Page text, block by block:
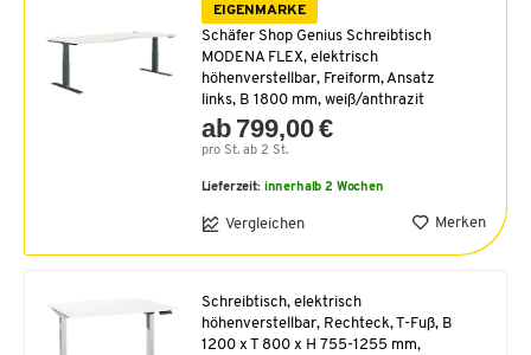
EIGENMARKE
Schäfer Shop Genius Schreibtisch
MODENA FLEX, elektrisch
höhenverstellbar, Freiform, Ansatz
links, B 1800 mm, weiß/anthrazit
ab 799,00 €
pro St. ab 2 St.
Lieferzeit: innerhalb 2 Wochen
Vergleichen Merken
Schreibtisch, elektrisch
höhenverstellbar, Rechteck, T-Fuß, B
1200 x T 800 x H 755-1255 mm,